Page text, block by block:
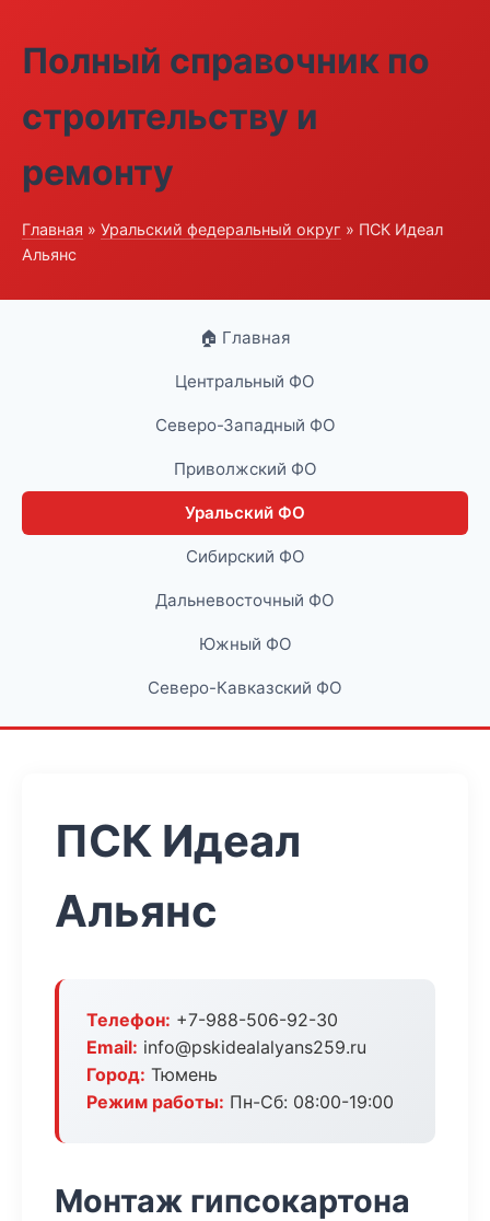
Полный справочник по
строительству и
ремонту
Главная » Уральский федеральный округ » ПСК Идеал
Альянс
🏠 Главная
Центральный ФО
Северо-Западный ФО
Приволжский ФО
Уральский ФО
Сибирский ФО
Дальневосточный ФО
Южный ФО
Северо-Кавказский ФО
ПСК Идеал
Альянс
Телефон: +7-988-506-92-30
Email: info@pskidealalyans259.ru
Город: Тюмень
Режим работы: Пн-Сб: 08:00-19:00
Монтаж гипсокартона